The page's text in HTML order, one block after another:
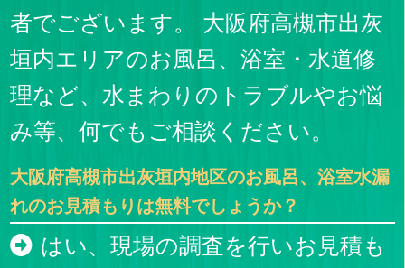
者でございます。 大阪府高槻市出灰
垣内エリアのお風呂、浴室・水道修
理など、水まわりのトラブルやお悩
み等、何でもご相談ください。
大阪府高槻市出灰垣内地区のお風呂、浴室水漏
れのお見積もりは無料でしょうか？
はい、現場の調査を行いお見積も